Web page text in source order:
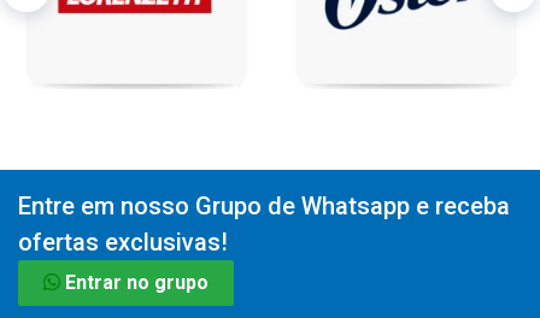
Entre em nosso Grupo de Whatsapp e receba
ofertas exclusivas!
Entrar no grupo